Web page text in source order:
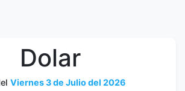
Dolar
Viernes 3 de Julio del 2026